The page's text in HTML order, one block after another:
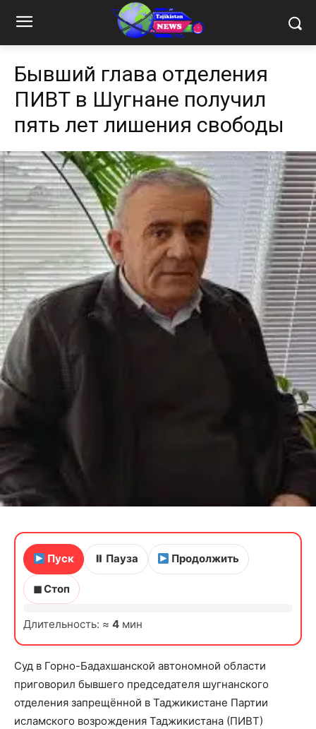
Бывший глава отделения
ПИВТ в Шугнане получил
пять лет лишения свободы
Пуск ⏸ Пауза Продолжить
◼ Стоп
Длительность: ≈4 мин
Суд в Горно-Бадахшанской автономной области
приговорил бывшего председателя шугнанского
отделения запрещённой в Таджикистане Партии
исламского возрождения Таджикистана (ПИВТ)